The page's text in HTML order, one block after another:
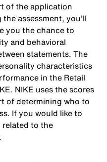
of the application
assessment, you’ll
you the chance to
and behavioral
statements. The
characteristics
in the Retail
NIKE uses the scores
of determining who to
If you would like to
to the